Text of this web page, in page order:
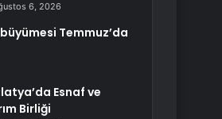
6, 2026
Temmuz’da
Esnaf ve
Birliği